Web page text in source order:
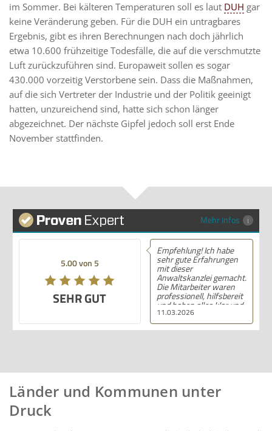
im Sommer. Bei kälteren Temperaturen soll es laut DUH gar
keine Veränderung geben. Für die DUH ein untragbares
Ergebnis, gibt es ihren Berechnungen nach doch jährlich
etwa 10.600 frühzeitige Todesfälle, die auf die verschmutzte
Luft zurückzuführen sind. Europaweit sollen es sogar
430.000 vorzeitig Verstorbene sein. Dass die Maßnahmen,
auf die sich Vertreter der Industrie und der Politik geeinigt
hatten, unzureichend sind, hatte sich schon länger
abgezeichnet. Der nächste Gipfel jedoch soll erst Ende
November stattfinden.
Mehr Infos
5.00 von 5
SEHR GUT
11.03.2026
Empfehlung! Ich habe
sehr gute Erfahrungen
mit dieser
Anwaltskanzlei gemacht.
Die Mitarbeiter waren
professionell, hilfsbereit
und haben alles klar und
deutlich erklärt. Ich bin
mit der Beratung sehr
zufrieden und kann ihre
Länder und Kommunen unter
Druck